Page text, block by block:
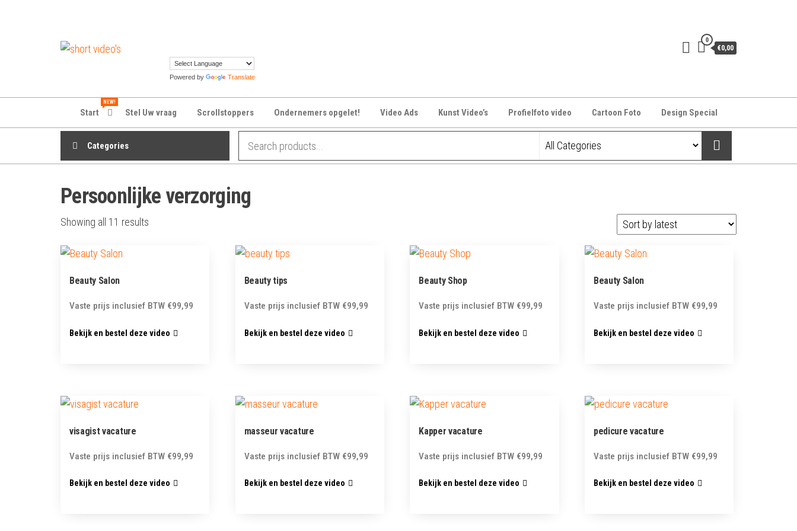
Powered by Translate
0
€0,00
Start
NEW!
Stel Uw vraag Scrollstoppers Ondernemers opgelet! Video Ads Kunst Video’s Profielfoto video Cartoon Foto Design Special
Categories
Persoonlijke verzorging
Showing all 11 results
Beauty Salon
Vaste prijs inclusief BTW €99,99
Bekijk en bestel deze video
Beauty tips
Vaste prijs inclusief BTW €99,99
Bekijk en bestel deze video
Beauty Shop
Vaste prijs inclusief BTW €99,99
Bekijk en bestel deze video
Beauty Salon
Vaste prijs inclusief BTW €99,99
Bekijk en bestel deze video
visagist vacature
Vaste prijs inclusief BTW €99,99
Bekijk en bestel deze video
masseur vacature
Vaste prijs inclusief BTW €99,99
Bekijk en bestel deze video
Kapper vacature
Vaste prijs inclusief BTW €99,99
Bekijk en bestel deze video
pedicure vacature
Vaste prijs inclusief BTW €99,99
Bekijk en bestel deze video